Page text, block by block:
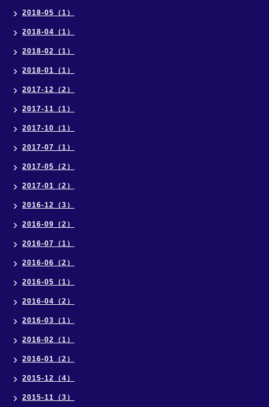
2018-05（1）
2018-04（1）
2018-02（1）
2018-01（1）
2017-12（2）
2017-11（1）
2017-10（1）
2017-07（1）
2017-05（2）
2017-01（2）
2016-12（3）
2016-09（2）
2016-07（1）
2016-06（2）
2016-05（1）
2016-04（2）
2016-03（1）
2016-02（1）
2016-01（2）
2015-12（4）
2015-11（3）